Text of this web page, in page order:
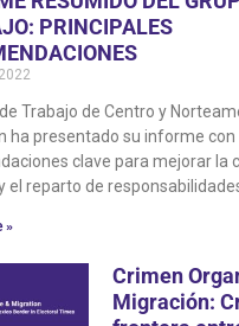
PRINCIPALES
de Trabajo de Centro y
ha presentado su informe con
clave para mejorar la
el reparto de
»
Crimen
Migración: